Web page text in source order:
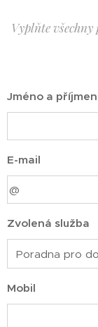
Vyplňte
Jméno a
E-mail
Zvolená služba
Mobil